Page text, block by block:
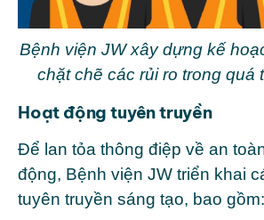
Bệnh viện JW xây dựng kế
chặt chẽ các rủi ro trong quá
Hoạt động tuyên truyền
Để lan tỏa thông điệp về an
động, Bệnh viện JW triển khai
tuyên truyền sáng tạo, bao gồm: